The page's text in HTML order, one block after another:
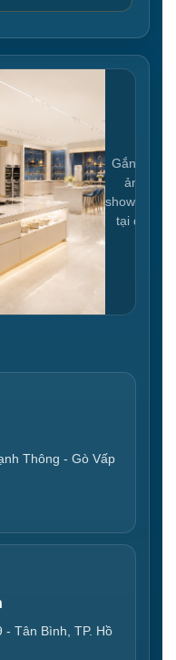
Gắn link
ảnh
showroom
tại đây
Thông - Gò Vấp
- Tân Bình, TP. Hồ